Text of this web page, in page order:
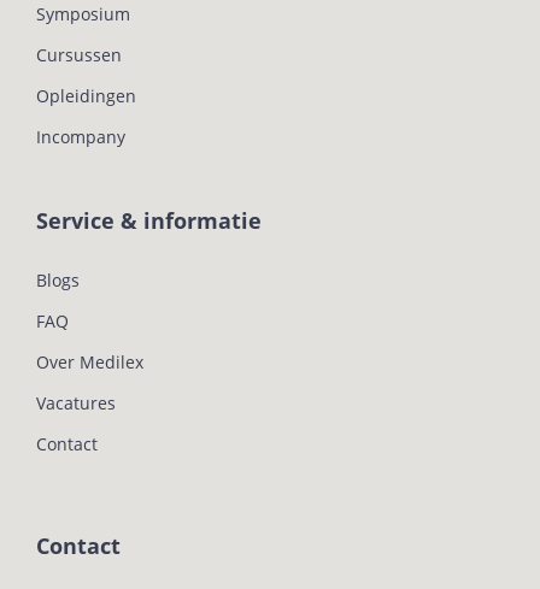
Symposium
Cursussen
Opleidingen
Incompany
Service & informatie
Blogs
FAQ
Over Medilex
Vacatures
Contact
Contact